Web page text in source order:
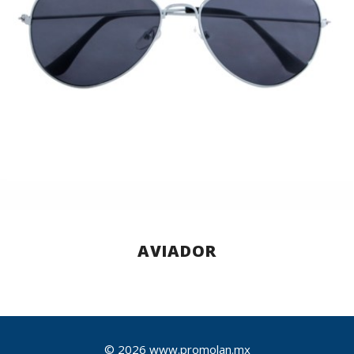
AVIADOR
© 2026 www.promolan.mx